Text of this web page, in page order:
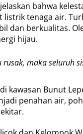
bahwa
tenaga air.
dan berkualitas.
hijau.
maka seluruh
kawasan Bunut
penahan air,